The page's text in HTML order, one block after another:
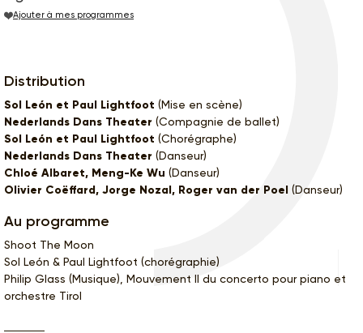
Ajouter à mes programmes
Distribution
Sol León et Paul Lightfoot (Mise en scène)
Nederlands Dans Theater (Compagnie de ballet)
Sol León et Paul Lightfoot (Chorégraphe)
Nederlands Dans Theater (Danseur)
Chloé Albaret, Meng-Ke Wu (Danseur)
Olivier Coëffard, Jorge Nozal, Roger van der Poel (Danseur)
Au programme
Shoot The Moon
Sol León & Paul Lightfoot (chorégraphie)
Philip Glass (Musique), Mouvement II du concerto pour piano et
orchestre Tirol